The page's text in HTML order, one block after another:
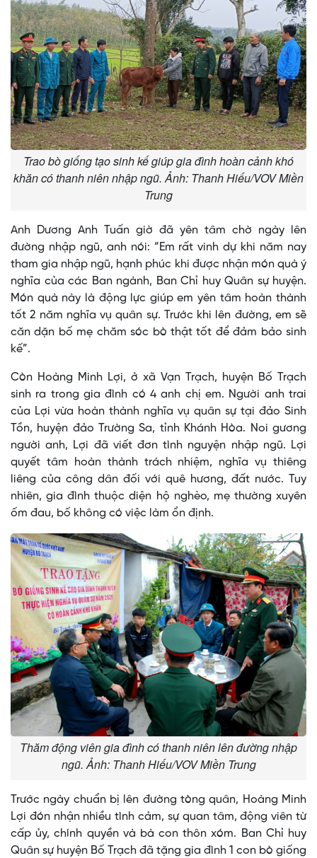
Trao bò giống tạo sinh kế giúp gia đình hoàn cảnh khó
khăn có thanh niên nhập ngũ. Ảnh: Thanh Hiếu/VOV Miền
Trung
Anh Dương Anh Tuấn giờ đã yên tâm chờ ngày lên
đường nhập ngũ, anh nói: “Em rất vinh dự khi năm nay
tham gia nhập ngũ, hạnh phúc khi được nhận món quà ý
nghĩa của các Ban ngành, Ban Chỉ huy Quân sự huyện.
Món quà này là động lực giúp em yên tâm hoàn thành
tốt 2 năm nghĩa vụ quân sự. Trước khi lên đường, em sẽ
căn dặn bố mẹ chăm sóc bò thật tốt để đảm bảo sinh
kế”.
Còn Hoàng Minh Lợi, ở xã Vạn Trạch, huyện Bố Trạch
sinh ra trong gia đình có 4 anh chị em. Người anh trai
của Lợi vừa hoàn thành nghĩa vụ quân sự tại đảo Sinh
Tồn, huyện đảo Trường Sa, tỉnh Khánh Hòa. Noi gương
người anh, Lợi đã viết đơn tình nguyện nhập ngũ. Lợi
quyết tâm hoàn thành trách nhiệm, nghĩa vụ thiêng
liêng của công dân đối với quê hương, đất nước. Tuy
nhiên, gia đình thuộc diện hộ nghèo, mẹ thường xuyên
ốm đau, bố không có việc làm ổn định.
Thăm động viên gia đình có thanh niên lên đường nhập
ngũ. Ảnh: Thanh Hiếu/VOV Miền Trung
Trước ngày chuẩn bị lên đường tòng quân, Hoàng Minh
Lợi đón nhận nhiều tình cảm, sự quan tâm, động viên từ
cấp ủy, chính quyền và bà con thôn xóm. Ban Chỉ huy
Quân sự huyện Bố Trạch đã tặng gia đình 1 con bò giống